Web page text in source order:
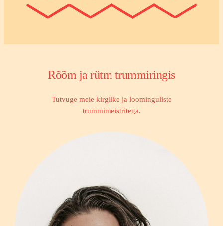
Rõõm ja rütm trummiringis
Tutvuge meie kirglike ja loominguliste
trummimeistritega.